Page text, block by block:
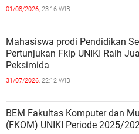
01/08/2026, 23:16 WIB
Mahasiswa prodi Pendidikan
Pertunjukan Fkip UNIKI Raih
Peksimida
31/07/2026, 22:12 WIB
BEM Fakultas Komputer dan
(FKOM) UNIKI Periode